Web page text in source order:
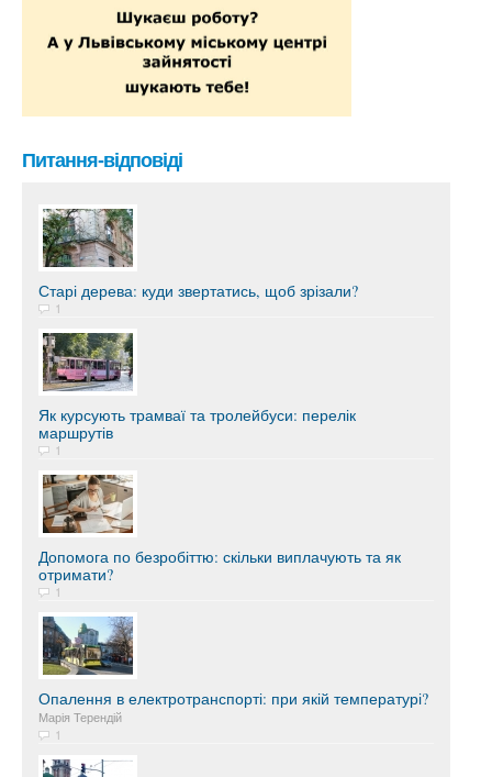
Питання-відповіді
Старі дерева: куди звертатись, щоб зрізали?
1
Як курсують трамваї та тролейбуси: перелік
маршрутів
1
Допомога по безробіттю: скільки виплачують та як
отримати?
1
Опалення в електротранспорті: при якій температурі?
Марія Терендій
1